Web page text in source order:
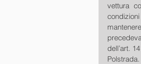
vettura
dell’art.
Polstrada.